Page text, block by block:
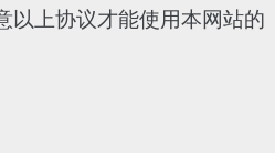
上协议才能使用本网站的